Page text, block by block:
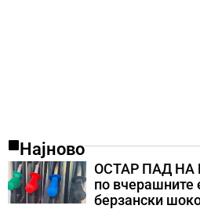
Најново
ОСТАР ПАД НА
по вчерашните
берзански